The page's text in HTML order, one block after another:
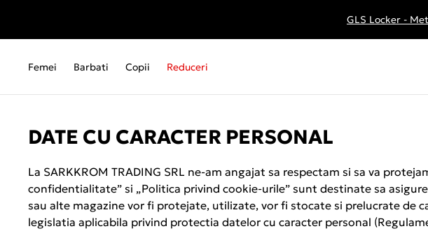
Livrare
GLS Locker -
Femei Barbati Copii Reduceri
DATE CU CARACTER PERSONAL
La SARKKROM TRADING SRL ne-am angajat sa respectam si sa va
confidentialitate” si „Politica privind cookie-urile” sunt destinate sa
sau alte magazine vor fi protejate, utilizate, vor fi stocate si prelucrate de
legislatia aplicabila privind protectia datelor cu caracter personal